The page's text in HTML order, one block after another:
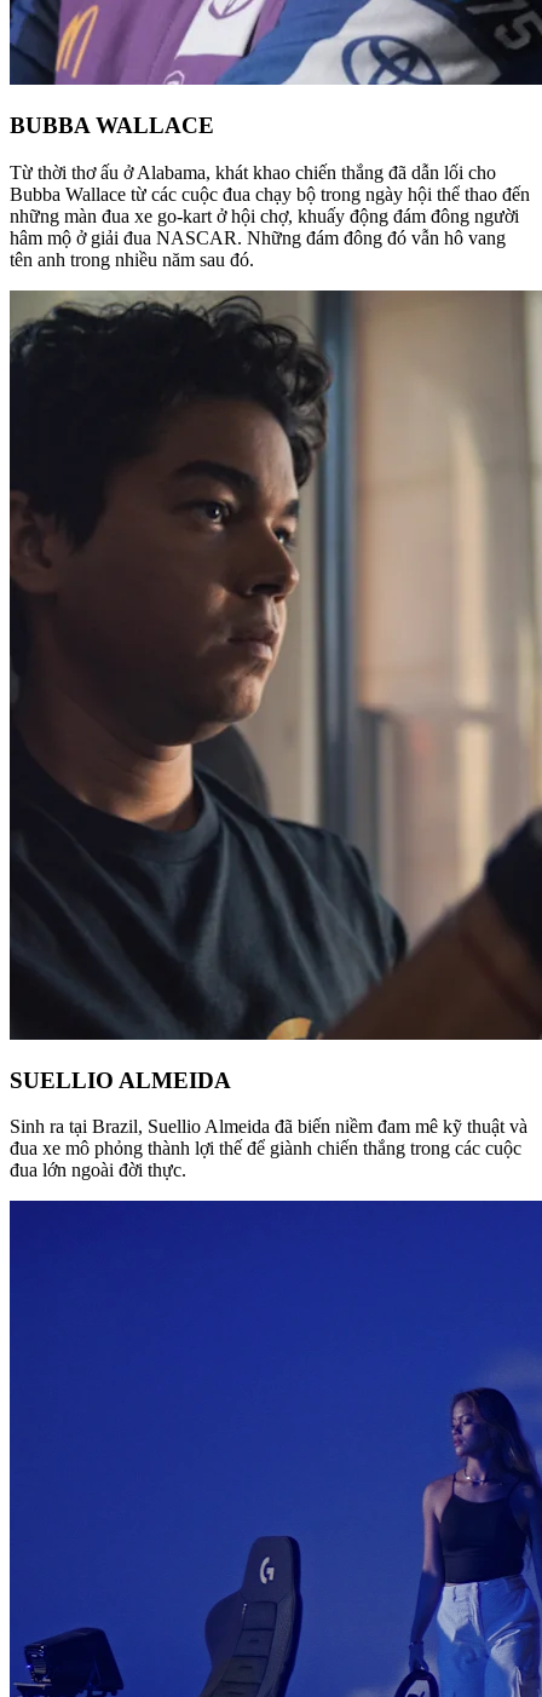
BUBBA WALLACE
Từ thời thơ ấu ở Alabama, khát khao chiến thắng đã dẫn lối cho
Bubba Wallace từ các cuộc đua chạy bộ trong ngày hội thể thao đến
những màn đua xe go-kart ở hội chợ, khuấy động đám đông người
hâm mộ ở giải đua NASCAR. Những đám đông đó vẫn hô vang
tên anh trong nhiều năm sau đó.
SUELLIO ALMEIDA
Sinh ra tại Brazil, Suellio Almeida đã biến niềm đam mê kỹ thuật và
đua xe mô phỏng thành lợi thế để giành chiến thắng trong các cuộc
đua lớn ngoài đời thực.